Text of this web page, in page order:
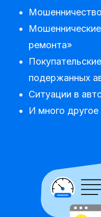
ремонта»
подержанных
Ситуации в
И много другое